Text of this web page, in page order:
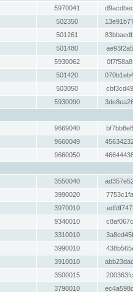
5970041
502350
501261
501480
5930062
501420
503050
5930090
9669040
9660049
9660050
3550040
3990020
3970010
9340010
3310010
3990010
3910010
3500015
3790010